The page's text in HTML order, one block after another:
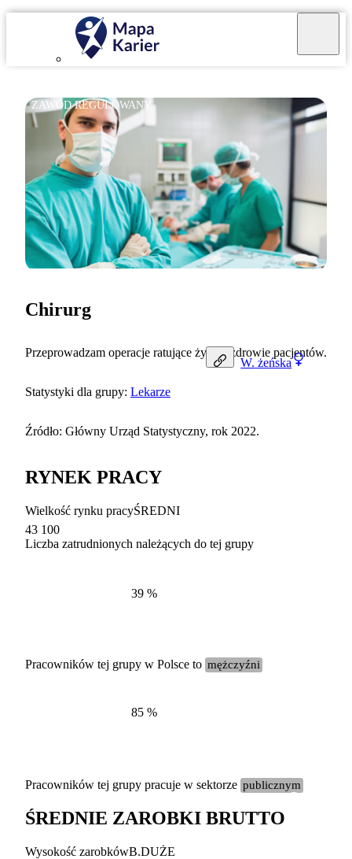
ZAWÓD REGULOWANY
W. żeńska
Chirurg
Przeprowadzam operacje ratujące życie i zdrowie pacjentów.
Statystyki dla grupy: Lekarze
Źródło: Główny Urząd Statystyczny, rok 2022.
RYNEK PRACY
Etykieta
Wielkość rynku pracyŚREDNI
43 100
Liczba zatrudnionych należących do tej grupy
39 %
Pracowników tej grupy w Polsce to mężczyźni
85 %
Pracowników tej grupy pracuje w sektorze publicznym
ŚREDNIE ZAROBKI BRUTTO
Wysokość zarobkówB.DUŻE